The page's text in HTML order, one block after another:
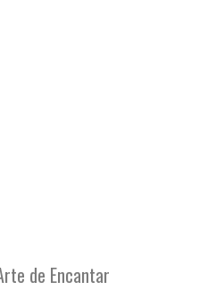
de Encantar